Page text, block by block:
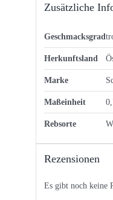
Zusätzliche
Geschmacksgrad
Herkunftsland
Marke
Maßeinheit
Rebsorte
Rezensionen
Es gibt noch keine